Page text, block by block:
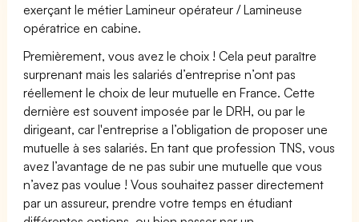
exerçant le métier Lamineur opérateur / Lamineuse
opératrice en cabine.
Premièrement, vous avez le choix ! Cela peut paraître
surprenant mais les salariés d’entreprise n’ont pas
réellement le choix de leur mutuelle en France. Cette
dernière est souvent imposée par le DRH, ou par le
dirigeant, car l'entreprise a l’obligation de proposer une
mutuelle à ses salariés. En tant que profession TNS, vous
avez l’avantage de ne pas subir une mutuelle que vous
n’avez pas voulue ! Vous souhaitez passer directement
par un assureur, prendre votre temps en étudiant